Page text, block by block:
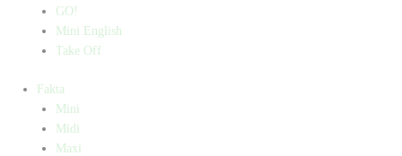
GO!
Mini English
Take Off
Fakta
Mini
Midi
Maxi